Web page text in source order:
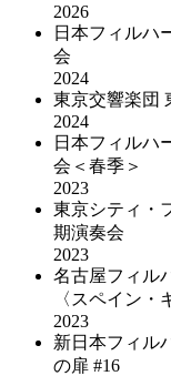
2026
日本フィルハ
会
2024
東京交響楽団
2024
日本フィルハ
会＜春季＞
2023
東京シティ・
期演奏会
2023
名古屋フィル
〈スペイン・
2023
新日本フィル
の扉 #16